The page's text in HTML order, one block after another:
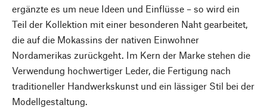
ergänzte es um neue Ideen und Einflüsse – so wird ein
Teil der Kollektion mit einer besonderen Naht gearbeitet,
die auf die Mokassins der nativen Einwohner
Nordamerikas zurückgeht. Im Kern der Marke stehen die
Verwendung hochwertiger Leder, die Fertigung nach
traditioneller Handwerkskunst und ein lässiger Stil bei der
Modellgestaltung.